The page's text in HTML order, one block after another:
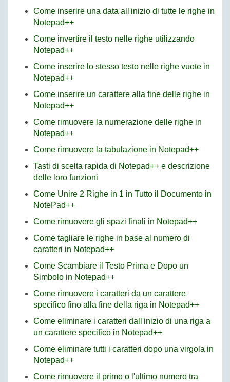
Come inserire una data all'inizio di tutte le righe in
Notepad++
Come invertire il testo nelle righe utilizzando
Notepad++
Come inserire lo stesso testo nelle righe vuote in
Notepad++
Come inserire un carattere alla fine delle righe in
Notepad++
Come rimuovere la numerazione delle righe in
Notepad++
Come rimuovere la tabulazione in Notepad++
Tasti di scelta rapida di Notepad++ e descrizione
delle loro funzioni
Come Unire 2 Righe in 1 in Tutto il Documento in
NotePad++
Come rimuovere gli spazi finali in Notepad++
Come tagliare le righe in base al numero di
caratteri in Notepad++
Come Scambiare il Testo Prima e Dopo un
Simbolo in Notepad++
Come rimuovere i caratteri da un carattere
specifico fino alla fine della riga in Notepad++
Come eliminare i caratteri dall'inizio di una riga a
un carattere specifico in Notepad++
Come eliminare tutti i caratteri dopo una virgola in
Notepad++
Come rimuovere il primo o l'ultimo numero tra